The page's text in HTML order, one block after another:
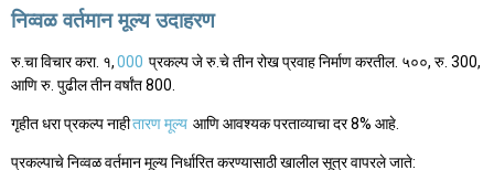
निव्वळ वर्तमान मूल्य उदाहरण
रु.चा विचार करा. १,000 प्रकल्प जे रु.चे तीन रोख प्रवाह निर्माण करतील. ५००, रु. 300,
आणि रु. पुढील तीन वर्षांत 800.
गृहीत धरा प्रकल्प नाहीतारण मूल्य आणि आवश्यक परताव्याचा दर 8% आहे.
प्रकल्पाचे निव्वळ वर्तमान मूल्य निर्धारित करण्यासाठी खालील सूत्र वापरले जाते: